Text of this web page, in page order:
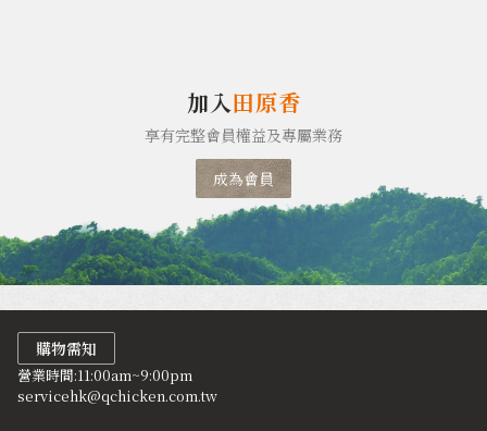
加入田原香
享有完整會員權益及專屬業務
成為會員
購物需知
營業時間:11:00am~9:00pm
servicehk@qchicken.com.tw